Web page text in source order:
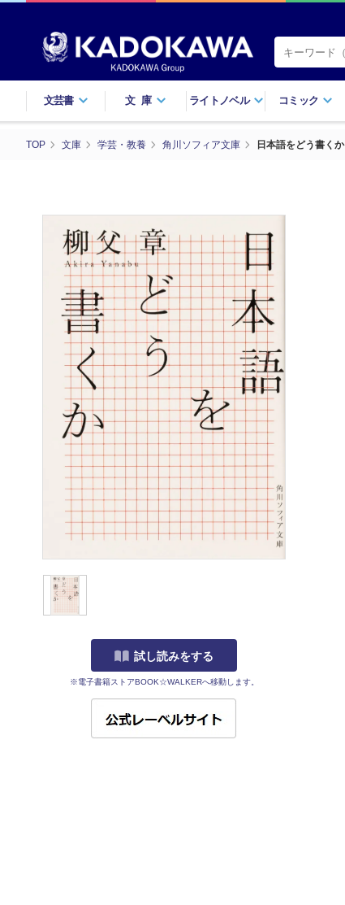
文芸書 文庫 ライトノベル コミック
TOP 文庫 学芸・教養 角川ソフィア文庫 日本語をどう書くか
試し読みをする
※電子書籍ストアBOOK☆WALKERへ移動します。